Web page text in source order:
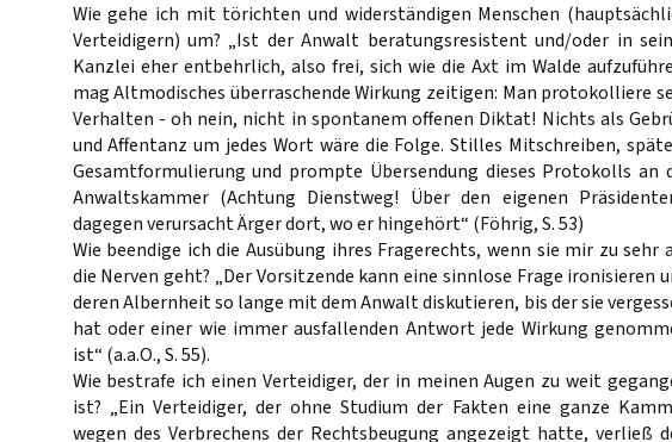
Wie gehe ich mit törichten und widerständigen Menschen
Verteidigern) um? „Ist der Anwalt beratungsresistent und/oder in
Kanzlei eher entbehrlich, also frei, sich wie die Axt im Walde
mag Altmodisches überraschende Wirkung zeitigen: Man protokolliere
Verhalten - oh nein, nicht in spontanem offenen Diktat! Nichts als
und Affentanz um jedes Wort wäre die Folge. Stilles Mitschreiben,
Gesamtformulierung und prompte Übersendung dieses Protokolls an
Anwaltskammer (Achtung Dienstweg! Über den eigenen
dagegen verursacht Ärger dort, wo er hingehört“ (Föhrig, S. 53)
Wie beendige ich die Ausübung ihres Fragerechts, wenn sie mir zu sehr
die Nerven geht? „Der Vorsitzende kann eine sinnlose Frage ironisieren
deren Albernheit so lange mit dem Anwalt diskutieren, bis der sie
hat oder einer wie immer ausfallenden Antwort jede Wirkung
ist“ (a.a.O., S. 55).
Wie bestrafe ich einen Verteidiger, der in meinen Augen zu weit
ist? „Ein Verteidiger, der ohne Studium der Fakten eine ganze
wegen des Verbrechens der Rechtsbeugung angezeigt hatte, verließ